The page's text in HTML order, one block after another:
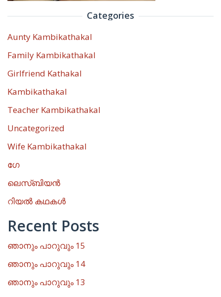
Categories
Aunty Kambikathakal
Family Kambikathakal
Girlfriend Kathakal
Kambikathakal
Teacher Kambikathakal
Uncategorized
Wife Kambikathakal
ഗേ
ലെസ്ബിയൻ
റിയൽ കഥകൾ
Recent Posts
ഞാനും പാറുവും 15
ഞാനും പാറുവും 14
ഞാനും പാറുവും 13